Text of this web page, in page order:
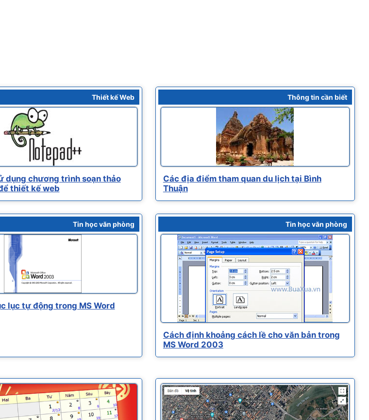
Thiết kế Web
dụng chương trình soạn thảo
thiết kế web
Thông tin cần biết
Các địa điểm tham quan du lịch tại Bình
Thuận
Tin học văn phòng
lục tự động trong MS Word
Tin học văn phòng
Cách định khoảng cách lề cho văn bản trong
MS Word 2003